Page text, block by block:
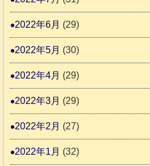
2022年6月 (29)
2022年5月 (30)
2022年4月 (29)
2022年3月 (29)
2022年2月 (27)
2022年1月 (32)